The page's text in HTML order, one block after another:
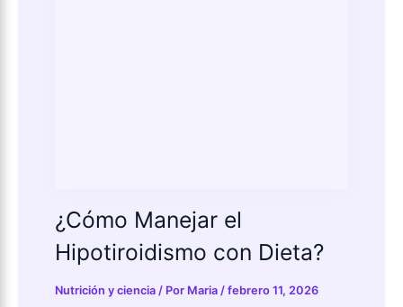
¿Cómo Manejar el
Hipotiroidismo con Dieta?
Nutrición y ciencia / Por Maria/febrero 11, 2026